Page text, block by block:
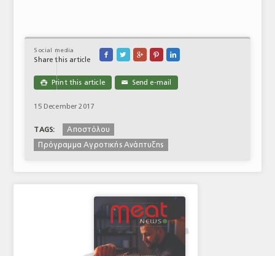
Social media
Share this article
    
 Print this article ✉ Send e-mail
15 December 2017
TAGS:
Αποστόλου
Πρόγραμμα Αγροτικής Ανάπτυξης